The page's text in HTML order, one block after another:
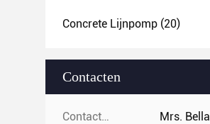
Concrete Lijnpomp (20)
Contacten
Contacten: Mrs. Bella